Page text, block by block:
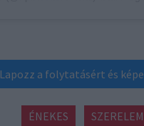
Lapozz a folytatásért és
ÉNEKES SZERELEM